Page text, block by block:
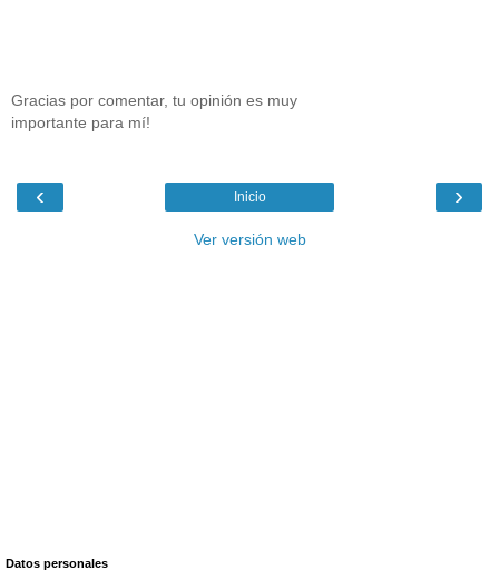
Gracias por comentar, tu opinión es muy
importante para mí!
‹ ›
Inicio
Ver versión web
Datos personales